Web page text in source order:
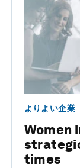
よりよい企業
Women
times